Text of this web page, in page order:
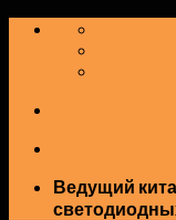
перейти
содержанию
Ведущий